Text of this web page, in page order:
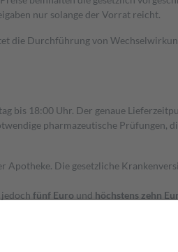
nur solange der Vorrat reicht.
Durchführung von
bis 18:00 Uhr. Der genaue
pharmazeutische
Die gesetzliche
jedoch fünf Euro und höchstens zehn